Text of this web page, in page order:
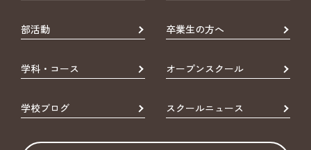
部活動 卒業生の方へ
学科・コース オープンスクール
学校ブログ スクールニュース